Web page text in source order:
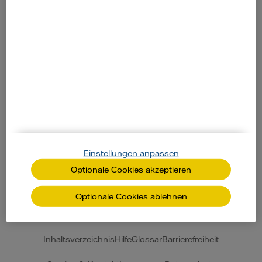
Weitere Marken
InhaltsverzeichnisHilfeGlossarBarrierefreiheit
Einstellungen anpassen
Optionale Cookies ablehnen
Optionale Cookies akzeptieren